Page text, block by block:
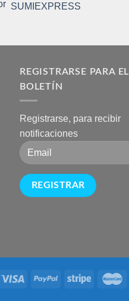
SUMIEXPRESS
REGISTRARSE PARA EL
BOLETÍN
Registrarse, para recibir
notificaciones